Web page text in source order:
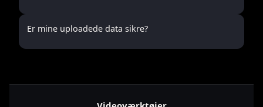
Er mine uploadede data sikre?